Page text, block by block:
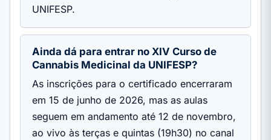
UNIFESP.
Ainda dá para entrar no XIV Curso de
Cannabis Medicinal da UNIFESP?
As inscrições para o certificado encerraram
em 15 de junho de 2026, mas as aulas
seguem em andamento até 12 de novembro,
ao vivo às terças e quintas (19h30) no canal